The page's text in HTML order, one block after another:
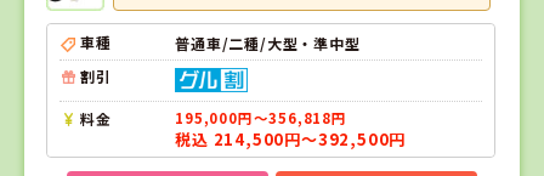
車種
普通車/二種/大型・準中型
割引
料金 195,000円～356,818円
税込 214,500円～392,500円